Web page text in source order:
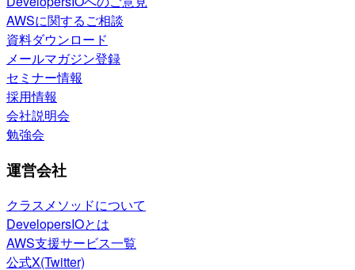
AWSに関するご相談
資料ダウンロード
メールマガジン登録
セミナー情報
採用情報
会社説明会
勉強会
運営会社
クラスメソッドについて
DevelopersIOとは
AWS支援サービス一覧
公式X(Twitter)